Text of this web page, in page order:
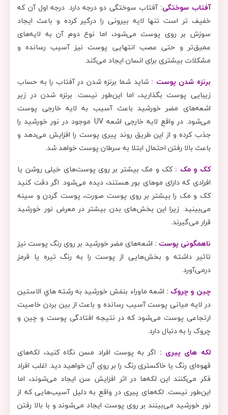
آفتاب‌ سوختگی: آفتاب‌ سوختگی دو درجه دارد. درجه اول آن که
خفیف‌ تر است تنها لایه بیرونی را درگیر کرده و باعث ایجاد
سوزش بر روی پوست می‌شود، اما نوع دوم آن به لایه‌های
عمیق‌تر و حتی عصب انتهایی پوست نیز آسیب رسانده و
مشکلات بیشتری برای انسان ایجاد می‌کند.
برنزه شدن پوست : شاید شما برنزه شدن در آفتاب را به حساب
زیبایی پوست بگذارید، اما این‌طور نیست. برنزه شدن در زیر
اشعه‌های مضر خورشید باعث آسیب به لایه خارجی پوست
می‌شود. در واقع لایه خارجی اشعه UV موجود در نور خورشید را
جذب کرده و از این طریق روند پیری پوست را افزایش می‌دهد و
باعث بالا رفتن احتمال ابتلا به سرطان پوست خواهد شد.
کک و مک : کک و مک بیشتر بر روی پوست‌های خیلی روشن یا
افرادی که دارای موهای بور هستند، دیده می‌شود. اگر دقت کنید
کک و مک را بیشتر بر روی پوست صورت، پوست گردن و سینه
می‌بینید. زیرا این بخش‌های بدن بیشتر در معرض نور خورشید
قرار می‌گیرند.
ناهمگونی پوست : اشعه‌های مضر خورشید بر روی رنگ پوست نیز
تاثیر داشته و بخش‌هایی از پوست را به رنگ تیره یا قرمز
درمی‌آورد.
چین و چروک : اشعه ماوراء بنفش خورشید به رشته هاي الاستین
در لایه میانی پوست آسیب رسانده و باعث از بین بردن خاصیت
ارتجاعی پوست می‌شود که در نتیجه افتادگی پوست و چین و
چروک را به دنبال دارد.
لکه‌ های پیری : اگر به پوست افراد مسن نگاه‌ کنید، لکه‌های
قهوه‌ای رنگ یا خاکستری رنگ را بر روی آن‌ خواهید دید. اغلب افراد
فکر می‌کنند این لکه‌ها در اثر افزایش سن ایجاد می‌شوند، اما
این‌طور نیست. لکه‌های پیری در واقع به دلیل آسیب‌هایی که از
نور خورشید می‌بینند بر روی پوست ایجاد می‌شوند و با بالا رفتن